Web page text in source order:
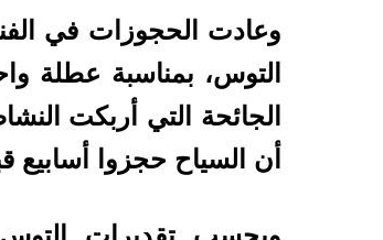
وعادت الحجوزات في
التوس، بمناسبة عطلة
الجائحة التي أربكت
أن السياح حجزوا أسابيع